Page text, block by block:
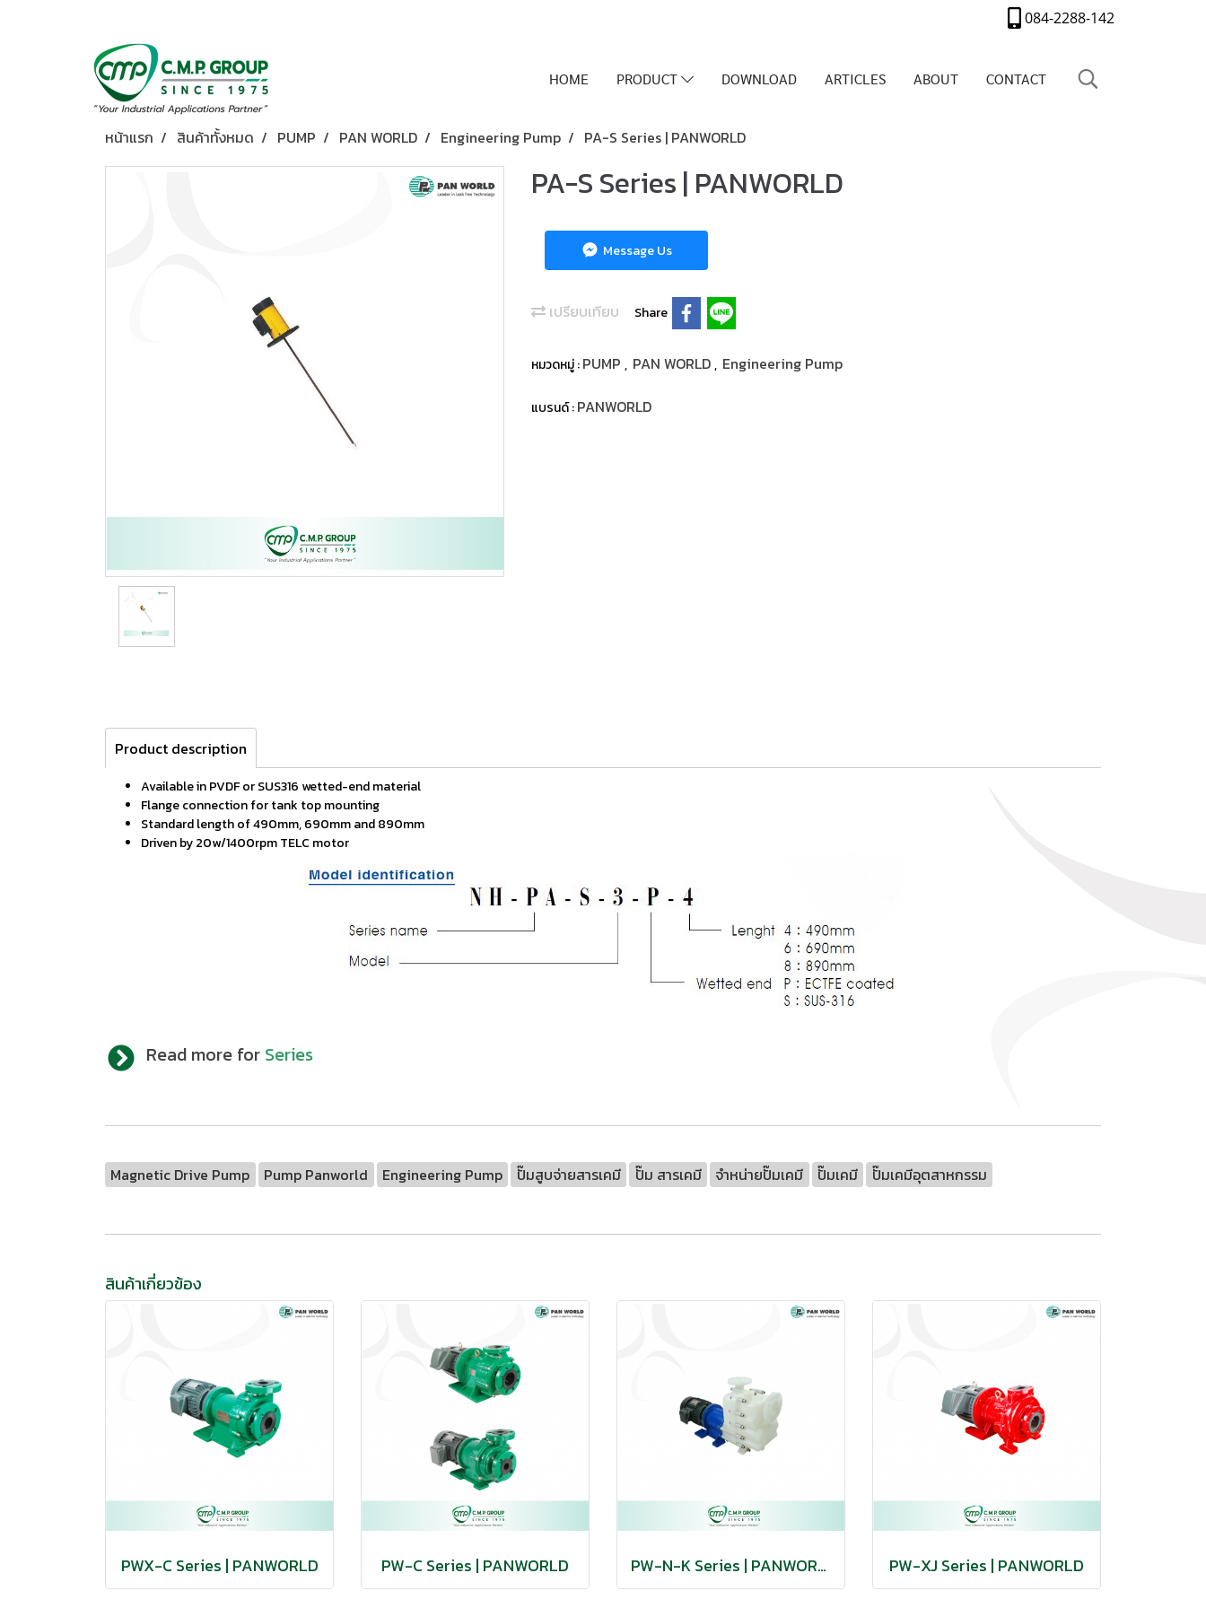
084-2288-142
HOME PRODUCT DOWNLOAD ARTICLES ABOUT CONTACT
หน้าแรก สินค้าทั้งหมด PUMP PAN WORLD Engineering Pump PA-S Series | PANWORLD
PA-S Series | PANWORLD
Message Us
เปรียบเทียบ Share
หมวดหมู่ :PUMP , PAN WORLD, Engineering Pump
แบรนด์ :PANWORLD
Product description
Available in PVDF or SUS316 wetted-end material
Flange connection for tank top mounting
Standard length of 490mm, 690mm and 890mm
Driven by 20w/1400rpm TELC motor
Read more for Series
Magnetic Drive Pump Pump Panworld Engineering Pump ปั๊มสูบจ่ายสารเคมี ปั๊ม สารเคมี จำหน่ายปั๊มเคมี ปั๊มเคมี ปั๊มเคมีอุตสาหกรรม
สินค้าเกี่ยวข้อง
PWX-C Series | PANWORLD PW-C Series | PANWORLD PW-N-K Series | PANWORLD PW-XJ Series | PANWORLD